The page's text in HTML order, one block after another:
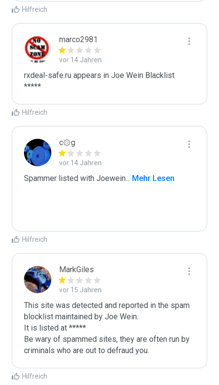
Hilfreich
marco2981
vor 14 Jahren
rxdeal-safe.ru appears in Joe Wein Blacklist
*****
Hilfreich
c۞g
vor 14 Jahren
Spammer listed with Joewein ... Mehr Lesen
Hilfreich
MarkGiles
vor 15 Jahren
This site was detected and reported in the spam
blocklist maintained by Joe Wein.
It is listed at *****
Be wary of spammed sites, they are often run by
criminals who are out to defraud you.
Hilfreich